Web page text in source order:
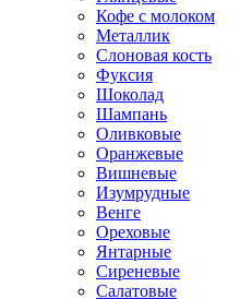
Кофе с молоком
Металлик
Слоновая кость
Фуксия
Шоколад
Шампань
Оливковые
Оранжевые
Вишневые
Изумрудные
Венге
Ореховые
Янтарные
Сиреневые
Салатовые